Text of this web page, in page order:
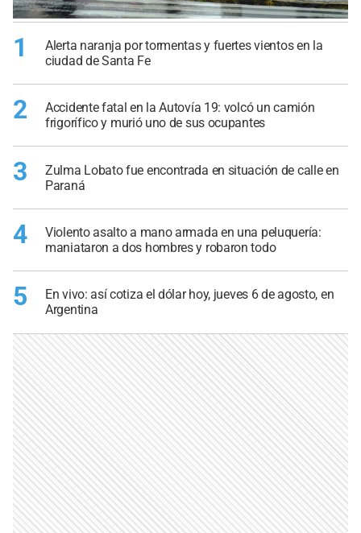
1
Alerta naranja por tormentas y fuertes vientos en la
ciudad de Santa Fe
2
Accidente fatal en la Autovía 19: volcó un camión
frigorífico y murió uno de sus ocupantes
3
Zulma Lobato fue encontrada en situación de calle en
Paraná
4
Violento asalto a mano armada en una peluquería:
maniataron a dos hombres y robaron todo
5
En vivo: así cotiza el dólar hoy, jueves 6 de agosto, en
Argentina